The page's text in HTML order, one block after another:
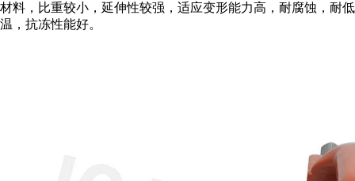
材料，比重较小，延伸性较强，适应变形能力高，耐腐蚀，耐低
温，抗冻性能好。